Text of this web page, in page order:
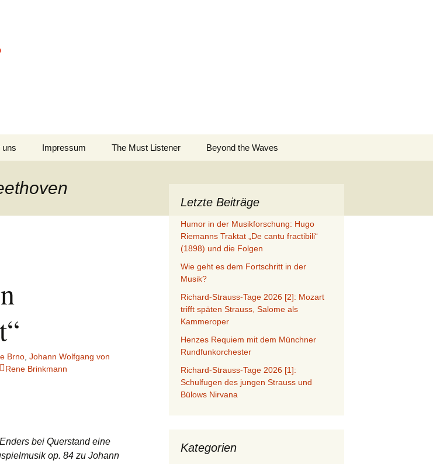
uns Impressum The Must Listener Beyond the Waves
Brno Johann Wolfgang von
Rene Brinkmann
bei Querstand eine
op. 84 zu Johann
Letzte Beiträge
Humor in der Musikforschung: Hugo
Riemanns Traktat „De cantu fractibili“
(1898) und die Folgen
Wie geht es dem Fortschritt in der
Musik?
Richard-Strauss-Tage 2026 [2]: Mozart
trifft späten Strauss, Salome als
Kammeroper
Henzes Requiem mit dem Münchner
Rundfunkorchester
Richard-Strauss-Tage 2026 [1]:
Schulfugen des jungen Strauss und
Bülows Nirvana
Kategorien